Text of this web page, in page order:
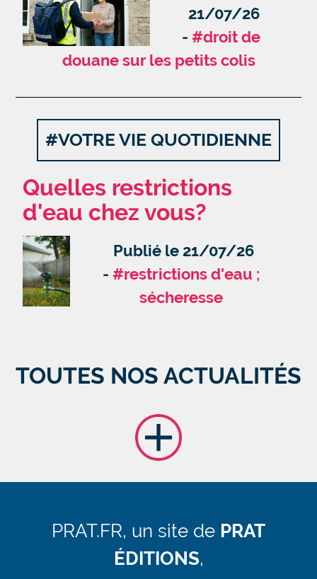
21/07/26
#droit de
douane sur les petits colis
#VOTRE VIE QUOTIDIENNE
Quelles restrictions
d'eau chez vous?
Publié le 21/07/26
#restrictions d'eau ;
sécheresse
TOUTES NOS ACTUALITÉS
PRAT.FR, un site de PRAT
ÉDITIONS,